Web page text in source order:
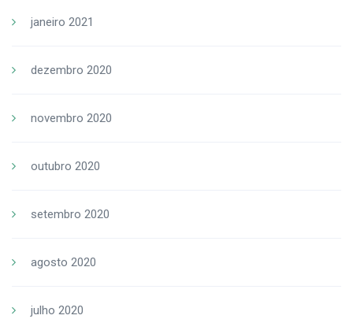
janeiro 2021
dezembro 2020
novembro 2020
outubro 2020
setembro 2020
agosto 2020
julho 2020